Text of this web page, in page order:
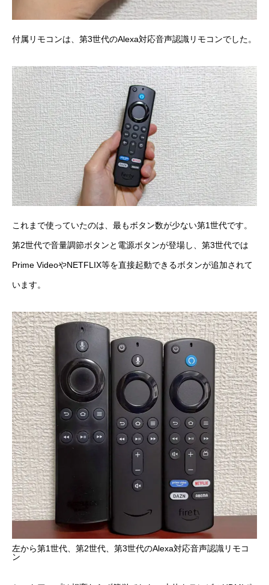
付属リモコンは、第3世代のAlexa対応音声認識リモコンでした。
これまで使っていたのは、最もボタン数が少ない第1世代です。
第2世代で音量調節ボタンと電源ボタンが登場し、第3世代では
Prime VideoやNETFLIX等を直接起動できるボタンが追加されて
います。
左から第1世代、第2世代、第3世代のAlexa対応音声認識リモコ
ン